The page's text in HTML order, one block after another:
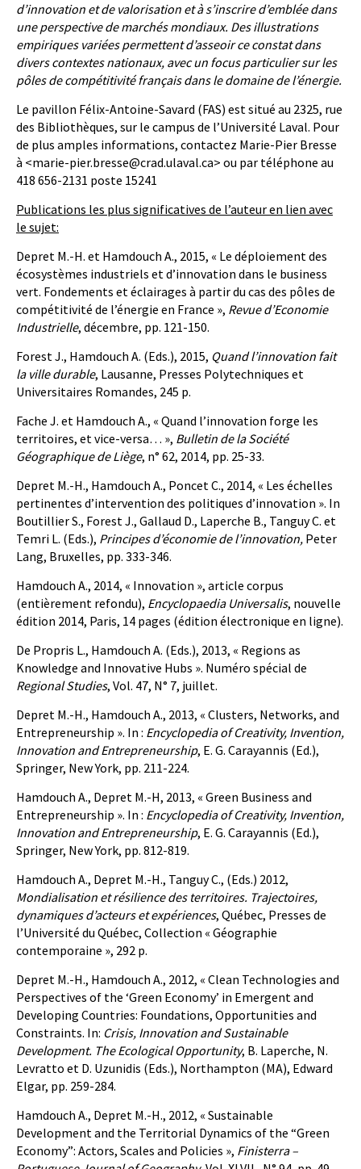
d’innovation et de valorisation et à s’inscrire d’emblée dans
une perspective de marchés mondiaux. Des illustrations
empiriques variées permettent d’asseoir ce constat dans
divers contextes nationaux, avec un focus particulier sur les
pôles de compétitivité français dans le domaine de l’énergie.
Le pavillon Félix-Antoine-Savard (FAS) est situé au 2325, rue
des Bibliothèques, sur le campus de l’Université Laval. Pour
de plus amples informations, contactez Marie-Pier Bresse
à <marie-pier.bresse@crad.ulaval.ca> ou par téléphone au
418 656-2131 poste 15241
Publications les plus significatives de l’auteur en lien avec
le sujet:
Depret M.-H. et Hamdouch A., 2015, « Le déploiement des
écosystèmes industriels et d’innovation dans le business
vert. Fondements et éclairages à partir du cas des pôles de
compétitivité de l’énergie en France », Revue d’Economie
Industrielle, décembre, pp. 121-150.
Forest J., Hamdouch A. (Eds.), 2015, Quand l’innovation fait
la ville durable, Lausanne, Presses Polytechniques et
Universitaires Romandes, 245 p.
Fache J. et Hamdouch A., « Quand l’innovation forge les
territoires, et vice-versa… », Bulletin de la Société
Géographique de Liège, n° 62, 2014, pp. 25-33.
Depret M.-H., Hamdouch A., Poncet C., 2014, « Les échelles
pertinentes d’intervention des politiques d’innovation ». In
Boutillier S., Forest J., Gallaud D., Laperche B., Tanguy C. et
Temri L. (Eds.), Principes d’économie de l’innovation, Peter
Lang, Bruxelles, pp. 333-346.
Hamdouch A., 2014, « Innovation », article corpus
(entièrement refondu), Encyclopaedia Universalis, nouvelle
édition 2014, Paris, 14 pages (édition électronique en ligne).
De Propris L., Hamdouch A. (Eds.), 2013, « Regions as
Knowledge and Innovative Hubs ». Numéro spécial de
Regional Studies, Vol. 47, N° 7, juillet.
Depret M.-H., Hamdouch A., 2013, « Clusters, Networks, and
Entrepreneurship ». In : Encyclopedia of Creativity, Invention,
Innovation and Entrepreneurship, E. G. Carayannis (Ed.),
Springer, New York, pp. 211-224.
Hamdouch A., Depret M.-H, 2013, « Green Business and
Entrepreneurship ». In : Encyclopedia of Creativity, Invention,
Innovation and Entrepreneurship, E. G. Carayannis (Ed.),
Springer, New York, pp. 812-819.
Hamdouch A., Depret M.-H., Tanguy C., (Eds.) 2012,
Mondialisation et résilience des territoires. Trajectoires,
dynamiques d’acteurs et expériences, Québec, Presses de
l’Université du Québec, Collection « Géographie
contemporaine », 292 p.
Depret M.-H., Hamdouch A., 2012, « Clean Technologies and
Perspectives of the ‘Green Economy’ in Emergent and
Developing Countries: Foundations, Opportunities and
Constraints. In: Crisis, Innovation and Sustainable
Development. The Ecological Opportunity, B. Laperche, N.
Levratto et D. Uzunidis (Eds.), Northampton (MA), Edward
Elgar, pp. 259-284.
Hamdouch A., Depret M.-H., 2012, « Sustainable
Development and the Territorial Dynamics of the “Green
Economy”: Actors, Scales and Policies », Finisterra –